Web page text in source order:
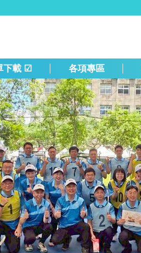
下載 ☑ 各項專區